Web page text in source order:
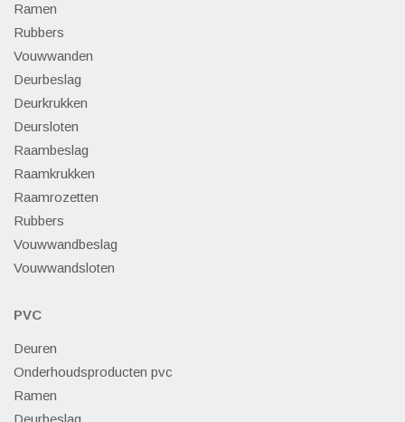
Ramen
Rubbers
Vouwwanden
Deurbeslag
Deurkrukken
Deursloten
Raambeslag
Raamkrukken
Raamrozetten
Rubbers
Vouwwandbeslag
Vouwwandsloten
PVC
Deuren
Onderhoudsproducten pvc
Ramen